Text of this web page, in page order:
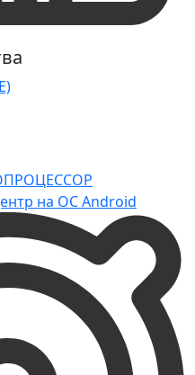
на ОС Android